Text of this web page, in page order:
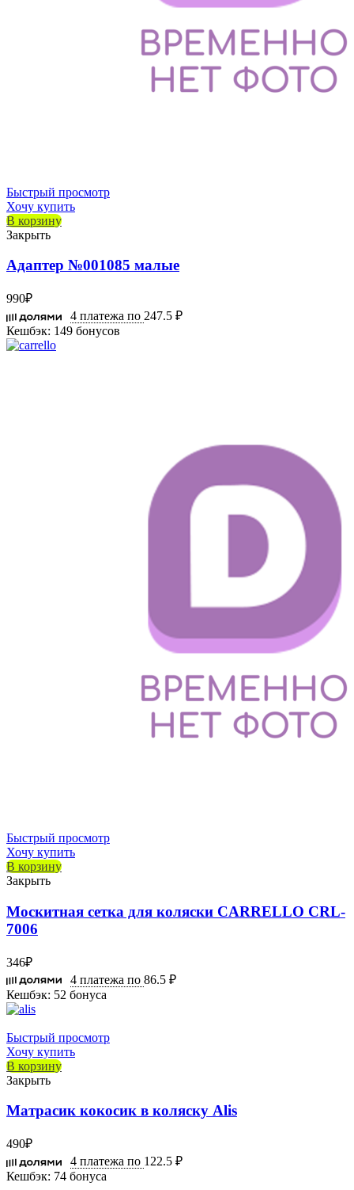
Быстрый просмотр
Хочу купить
В корзину
Закрыть
Адаптер №001085 малые
990₽
4 платежа по 247.5 ₽
Кешбэк: 149 бонусов
Быстрый просмотр
Хочу купить
В корзину
Закрыть
Москитная сетка для коляски CARRELLO CRL-
7006
346₽
4 платежа по 86.5 ₽
Кешбэк: 52 бонуса
Быстрый просмотр
Хочу купить
В корзину
Закрыть
Матрасик кокосик в коляску Alis
490₽
4 платежа по 122.5 ₽
Кешбэк: 74 бонуса